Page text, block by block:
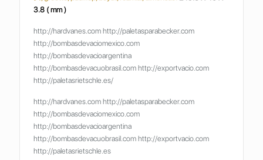
3.8 ( mm )
http://hardvanes.com http://paletasparabecker.com
http://bombasdevaciomexico.com
http://bombasdevacioargentina
http://bombasdevacuobrasil.com http://exportvacio.com
http://paletasrietschle.es/
http://hardvanes.com http://paletasparabecker.com
http://bombasdevaciomexico.com
http://bombasdevacioargentina
http://bombasdevacuobrasil.com http://exportvacio.com
http://paletasrietschle.es